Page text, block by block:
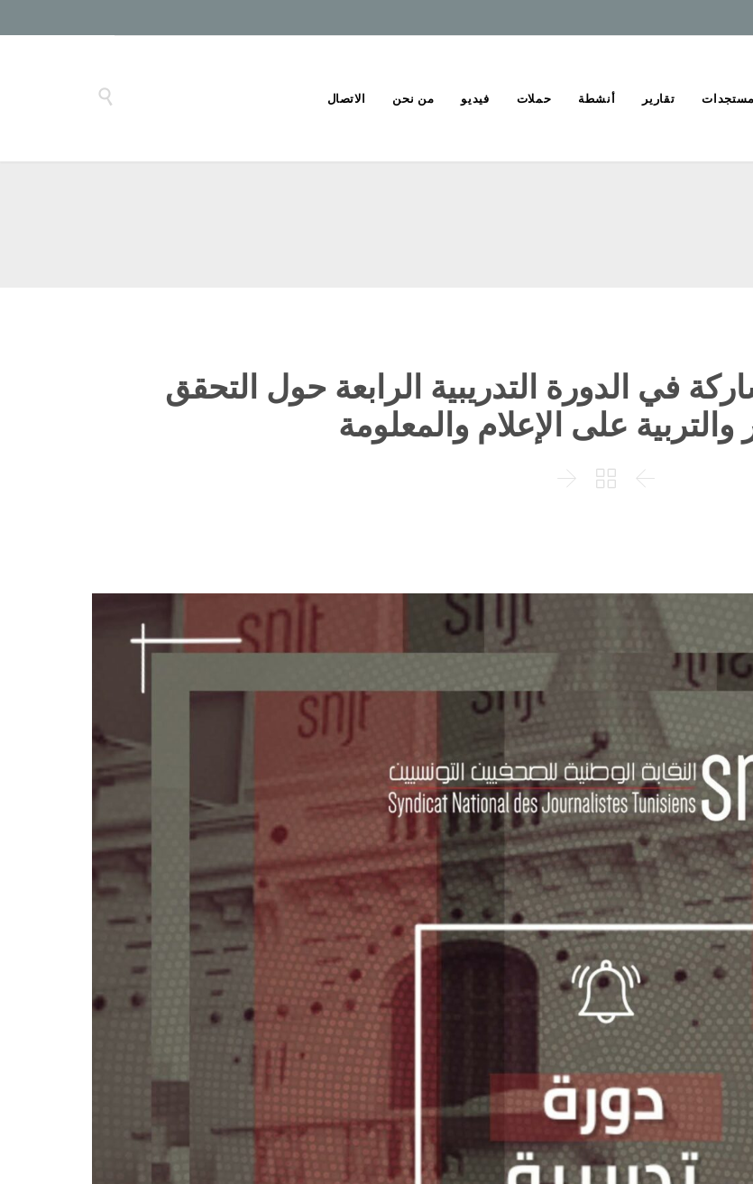
مستجدات تقارير أنشطة حملات فيديو من نحن الاتصال 
في الدورة التدريبية الرابعة حول التحقق
والتربية على الإعلام والمعلومة


